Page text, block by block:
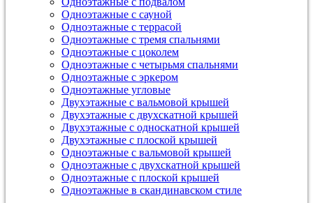
Одноэтажные с сауной
Одноэтажные с террасой
Одноэтажные с тремя спальнями
Одноэтажные с цоколем
Одноэтажные с четырьмя спальнями
Одноэтажные с эркером
Одноэтажные угловые
Двухэтажные с вальмовой крышей
Двухэтажные с двухскатной крышей
Двухэтажные с односкатной крышей
Двухэтажные с плоской крышей
Одноэтажные с вальмовой крышей
Одноэтажные с двухскатной крышей
Одноэтажные с плоской крышей
Одноэтажные в скандинавском стиле